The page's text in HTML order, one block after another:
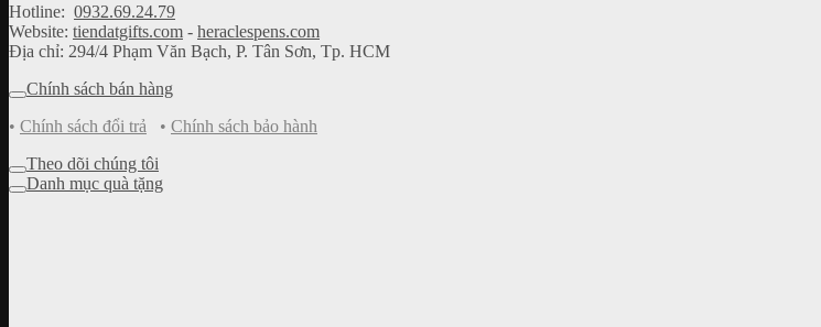
Hotline: 0932.69.24.79
Website: tiendatgifts.com - heraclespens.com
Địa chỉ: 294/4 Phạm Văn Bạch, P. Tân Sơn, Tp. HCM
Chính sách bán hàng
• Chính sách đổi trả • Chính sách bảo hành
Theo dõi chúng tôi
Danh mục quà tặng